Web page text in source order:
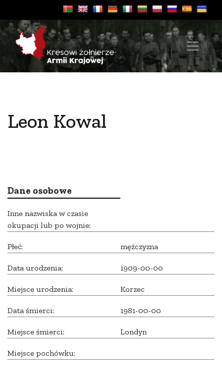
Leon Kowal
Dane osobowe
Inne nazwiska w czasie
okupacji lub po wojnie:
Płeć: mężczyzna
Data urodzenia: 1909-00-00
Miejsce urodzenia: Korzec
Data śmierci: 1981-00-00
Miejsce śmierci: Londyn
Miejsce pochówku: